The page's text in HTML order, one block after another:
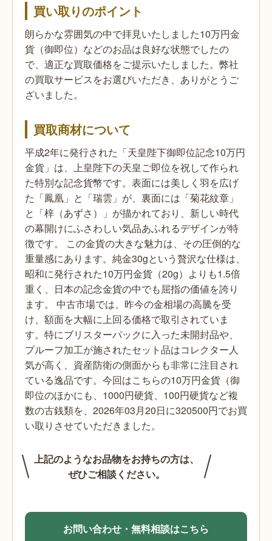
買い取りのポイント
朗らかな雰囲気の中で拝見いたしました10万円金
貨（御即位）などのお品は良好な状態でしたの
で、適正な買取価格をご提示いたしました。弊社
の買取サービスをお選びいただき、ありがとうご
ざいました。
買取商材について
平成2年に発行された「天皇陛下御即位記念10万円
金貨」は、上皇陛下の天皇ご即位を祝して作られ
た特別な記念貨幣です。表面には美しく羽を広げ
た「鳳凰」と「瑞雲」が、裏面には「菊花紋章」
と「梓（あずさ）」が描かれており、新しい時代
の幕開けにふさわしい気品あふれるデザインが特
徴です。
この金貨の大きな魅力は、その圧倒的な
重量感にあります。純金30gという贅沢な仕様は、
昭和に発行された10万円金貨（20g）よりも1.5倍
重く、日本の記念金貨の中でも屈指の価値を誇り
ます。
中古市場では、昨今の金相場の高騰を受
け、額面を大幅に上回る価格で取引されていま
す。特にブリスターパックに入った未開封品や、
プルーフ加工が施されたセット品はコレクター人
気が高く、資産防衛の側面からも非常に注目され
ている逸品です。今回はこちらの10万円金貨（御
即位のほかにも、1000円硬貨、100円硬貨など複
数の古銭類を、2026年03月20日に320500円でお買
い取りさせていただきました。
上記のようなお品物をお持ちの方は、
ぜひご相談ください。
お問い合わせ・無料相談はこちら